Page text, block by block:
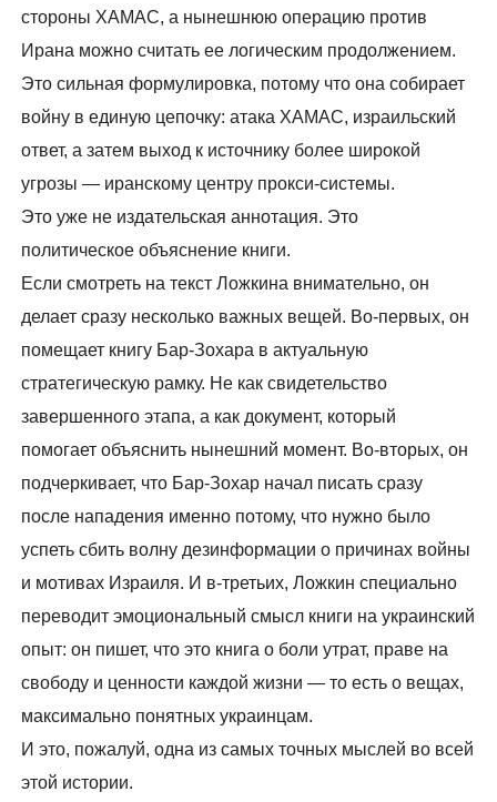
стороны ХАМАС, а нынешнюю операцию против
Ирана можно считать ее логическим продолжением.
Это сильная формулировка, потому что она собирает
войну в единую цепочку: атака ХАМАС, израильский
ответ, а затем выход к источнику более широкой
угрозы — иранскому центру прокси-системы.
Это уже не издательская аннотация. Это
политическое объяснение книги.
Если смотреть на текст Ложкина внимательно, он
делает сразу несколько важных вещей. Во-первых, он
помещает книгу Бар-Зохара в актуальную
стратегическую рамку. Не как свидетельство
завершенного этапа, а как документ, который
помогает объяснить нынешний момент. Во-вторых, он
подчеркивает, что Бар-Зохар начал писать сразу
после нападения именно потому, что нужно было
успеть сбить волну дезинформации о причинах войны
и мотивах Израиля. И в-третьих, Ложкин специально
переводит эмоциональный смысл книги на украинский
опыт: он пишет, что это книга о боли утрат, праве на
свободу и ценности каждой жизни — то есть о вещах,
максимально понятных украинцам.
И это, пожалуй, одна из самых точных мыслей во всей
этой истории.